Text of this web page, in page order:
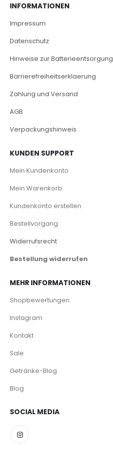
INFORMATIONEN
Impressum
Datenschutz
Hinweise zur Batterieentsorgung
Barrierefreiheitserklaerung
Zahlung und Versand
AGB
Verpackungshinweis
KUNDEN SUPPORT
Mein Kundenkonto
Mein Warenkorb
Kundenkonto erstellen
Bestellvorgang
Widerrufsrecht
Bestellung widerrufen
MEHR INFORMATIONEN
Shopbewertungen
Instagram
Kontakt
Sale
Getränke-Blog
Blog
SOCIAL MEDIA